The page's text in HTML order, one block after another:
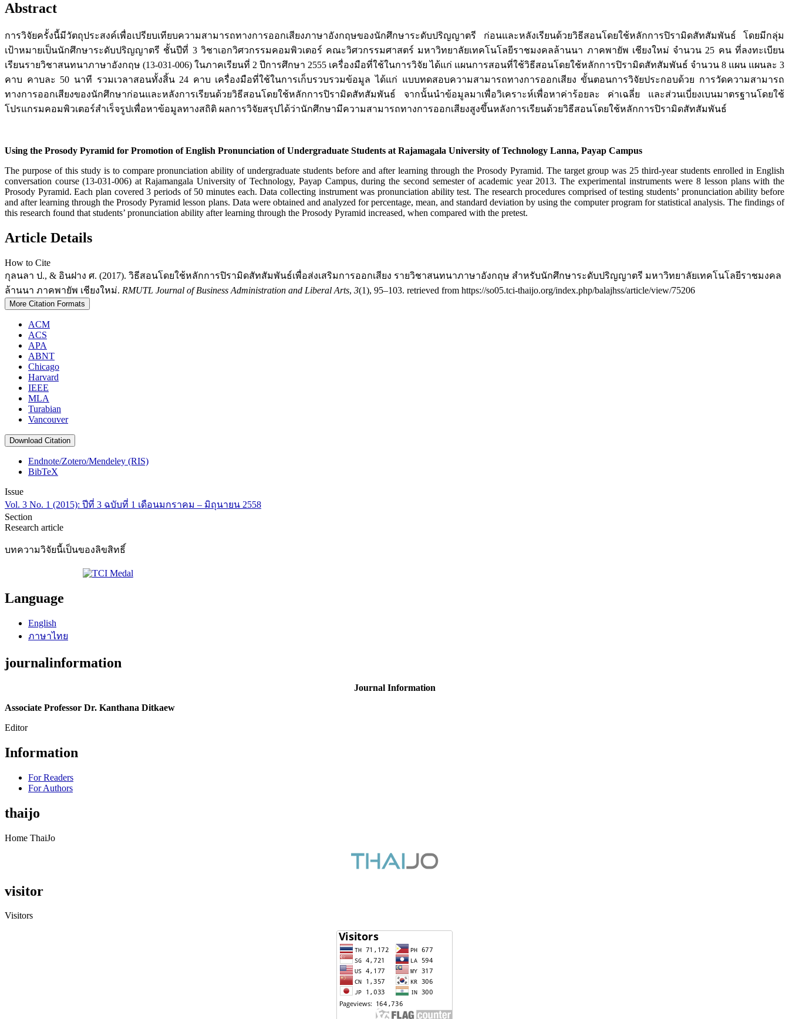
Abstract
การวิจัยครั้งนี้มีวัตถุประสงค์เพื่อเปรียบเทียบความสามารถทางการออกเสียงภาษาอังกฤษของนักศึกษาระดับปริญญาตรี ก่อนและหลังเรียนด้วยวิธีสอนโดยใช้หลักการปิรามิดสัทสัมพันธ์ โดยมีกลุ่ม
เป้าหมายเป็นนักศึกษาระดับปริญญาตรี ชั้นปีที่ 3 วิชาเอกวิศวกรรมคอมพิวเตอร์ คณะวิศวกรรมศาสตร์ มหาวิทยาลัยเทคโนโลยีราชมงคลล้านนา ภาคพายัพ เชียงใหม่ จำนวน 25 คน ที่ลงทะเบียน
เรียนรายวิชาสนทนาภาษาอังกฤษ (13-031-006) ในภาคเรียนที่ 2 ปีการศึกษา 2555 เครื่องมือที่ใช้ในการวิจัย ได้แก่ แผนการสอนที่ใช้วิธีสอนโดยใช้หลักการปิรามิดสัทสัมพันธ์ จำนวน 8 แผน แผนละ 3
คาบ คาบละ 50 นาที รวมเวลาสอนทั้งสิ้น 24 คาบ เครื่องมือที่ใช้ในการเก็บรวบรวมข้อมูล ได้แก่ แบบทดสอบความสามารถทางการออกเสียง ขั้นตอนการวิจัยประกอบด้วย การวัดความสามารถ
ทางการออกเสียงของนักศึกษาก่อนและหลังการเรียนด้วยวิธีสอนโดยใช้หลักการปิรามิดสัทสัมพันธ์ จากนั้นนำข้อมูลมาเพื่อวิเคราะห์เพื่อหาค่าร้อยละ ค่าเฉลี่ย และส่วนเบี่ยงเบนมาตรฐานโดยใช้
โปรแกรมคอมพิวเตอร์สำเร็จรูปเพื่อหาข้อมูลทางสถิติ ผลการวิจัยสรุปได้ว่านักศึกษามีความสามารถทางการออกเสียงสูงขึ้นหลังการเรียนด้วยวิธีสอนโดยใช้หลักการปิรามิดสัทสัมพันธ์
Using the Prosody Pyramid for Promotion of English Pronunciation of Undergraduate Students at Rajamagala University of Technology Lanna, Payap Campus
The purpose of this study is to compare pronunciation ability of undergraduate students before and after learning through the Prosody Pyramid. The target group was 25 third-year students enrolled in English
conversation course (13-031-006) at Rajamangala University of Technology, Payap Campus, during the second semester of academic year 2013. The experimental instruments were 8 lesson plans with the
Prosody Pyramid. Each plan covered 3 periods of 50 minutes each. Data collecting instrument was pronunciation ability test. The research procedures comprised of testing students’ pronunciation ability before
and after learning through the Prosody Pyramid lesson plans. Data were obtained and analyzed for percentage, mean, and standard deviation by using the computer program for statistical analysis. The findings of
this research found that students’ pronunciation ability after learning through the Prosody Pyramid increased, when compared with the pretest.
Article Details
How to Cite
กุลนลา ป., & อินฝาง ศ. (2017). วิธีสอนโดยใช้หลักการปิรามิดสัทสัมพันธ์เพื่อส่งเสริมการออกเสียง รายวิชาสนทนาภาษาอังกฤษ สำหรับนักศึกษาระดับปริญญาตรี มหาวิทยาลัยเทคโนโลยีราชมงคล
ล้านนา ภาคพายัพ เชียงใหม่. RMUTL Journal of Business Administration and Liberal Arts, 3(1), 95–103. retrieved from https://so05.tci-thaijo.org/index.php/balajhss/article/view/75206
More Citation Formats
ACM
ACS
APA
ABNT
Chicago
Harvard
IEEE
MLA
Turabian
Vancouver
Download Citation
Endnote/Zotero/Mendeley (RIS)
BibTeX
Issue
Vol. 3 No. 1 (2015): ปีที่ 3 ฉบับที่ 1 เดือนมกราคม – มิถุนายน 2558
Section
Research article
บทความวิจัยนี้เป็นของลิขสิทธิ์
Language
English
ภาษาไทย
journalinformation
Journal Information
Associate Professor Dr. Kanthana Ditkaew
Editor
Information
For Readers
For Authors
thaijo
Home ThaiJo
visitor
Visitors